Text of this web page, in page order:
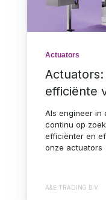
Actuators
efficiënte
Als engineer in
continu op
efficiënter en
onze actuators
A&E TRADING B.V.